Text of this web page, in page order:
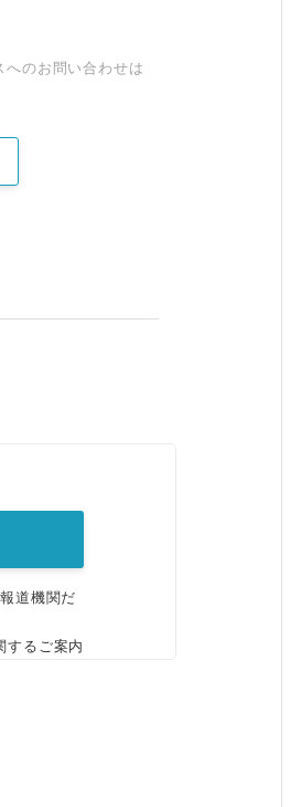
のお問い合わせは
道機関だ
するご案内